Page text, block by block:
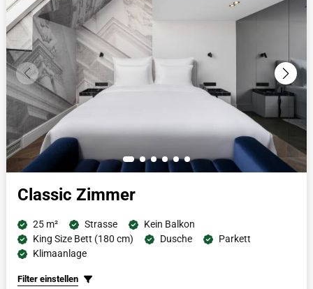
Classic Zimmer
25 m² Strasse
Kein Balkon
King Size Bett (180 cm)
Dusche
Parkett
Klimaanlage
Filter einstellen